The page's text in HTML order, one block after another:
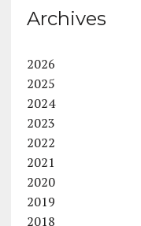
Archives
2026
2025
2024
2023
2022
2021
2020
2019
2018